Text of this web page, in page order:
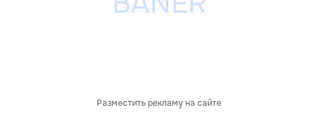
Разместить рекламу на сайте